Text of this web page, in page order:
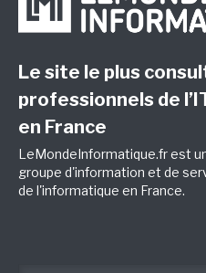
Le site le plus
professionnels de
en France
LeMondeInformatique.fr est
groupe d'information et de
de l'informatique en France.